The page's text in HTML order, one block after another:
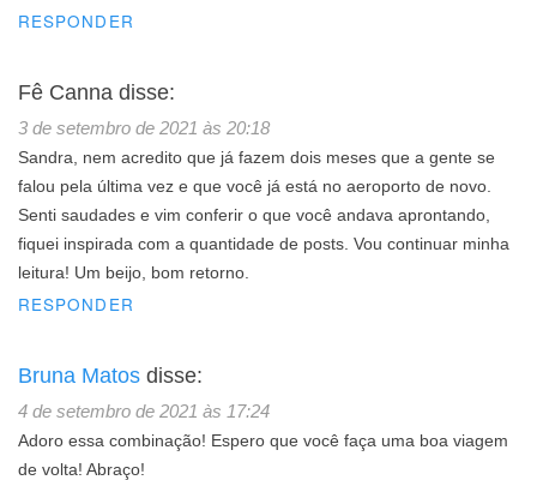
RESPONDER
Fê Canna disse:
3 de setembro de 2021 às 20:18
Sandra, nem acredito que já fazem dois meses que a gente se
falou pela última vez e que você já está no aeroporto de novo.
Senti saudades e vim conferir o que você andava aprontando,
fiquei inspirada com a quantidade de posts. Vou continuar minha
leitura! Um beijo, bom retorno.
RESPONDER
Bruna Matos disse:
4 de setembro de 2021 às 17:24
Adoro essa combinação! Espero que você faça uma boa viagem
de volta! Abraço!